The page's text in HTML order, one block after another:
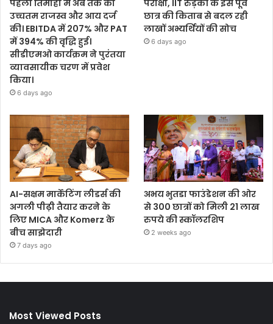
पहली तिमाही में अब तक का
उच्चतम राजस्व और आय दर्ज
की। EBITDA में 207% और PAT
में 394% की वृद्धि हुई।
सीडीएमओ कार्यक्रम ने पुरंतया
व्यावसायीक चरण में प्रवेश
किया।
6 days ago
परीक्षा, IIT रुड़की के इस पूर्व
छात्र की किताब से बदल रही
लाखों अभ्यर्थियों की सोच
6 days ago
AI-सक्षम मार्केटिंग लीडर्स की
अगली पीढ़ी तैयार करने के
लिए MICA और Komerz के
बीच साझेदारी
7 days ago
अभय भुतडा फाउंडेशन की ओर
से 300 छात्रों को मिली 21 लाख
रुपये की स्कॉलरशिप
2 weeks ago
Most Viewed Posts